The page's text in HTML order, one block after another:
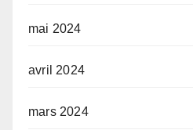
mai 2024
avril 2024
mars 2024